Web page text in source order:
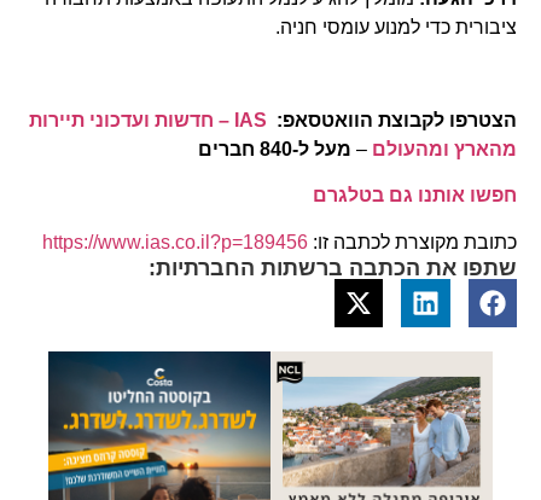
ציבורית כדי למנוע עומסי חניה.
הצטרפו לקבוצת הוואטסאפ:
IAS – חדשות ועדכוני תיירות
מהארץ ומהעולם – מעל ל-840 חברים
חפשו אותנו גם בטלגרם
כתובת מקוצרת לכתבה זו: https://www.ias.co.il?p=189456
שתפו את הכתבה ברשתות החברתיות: